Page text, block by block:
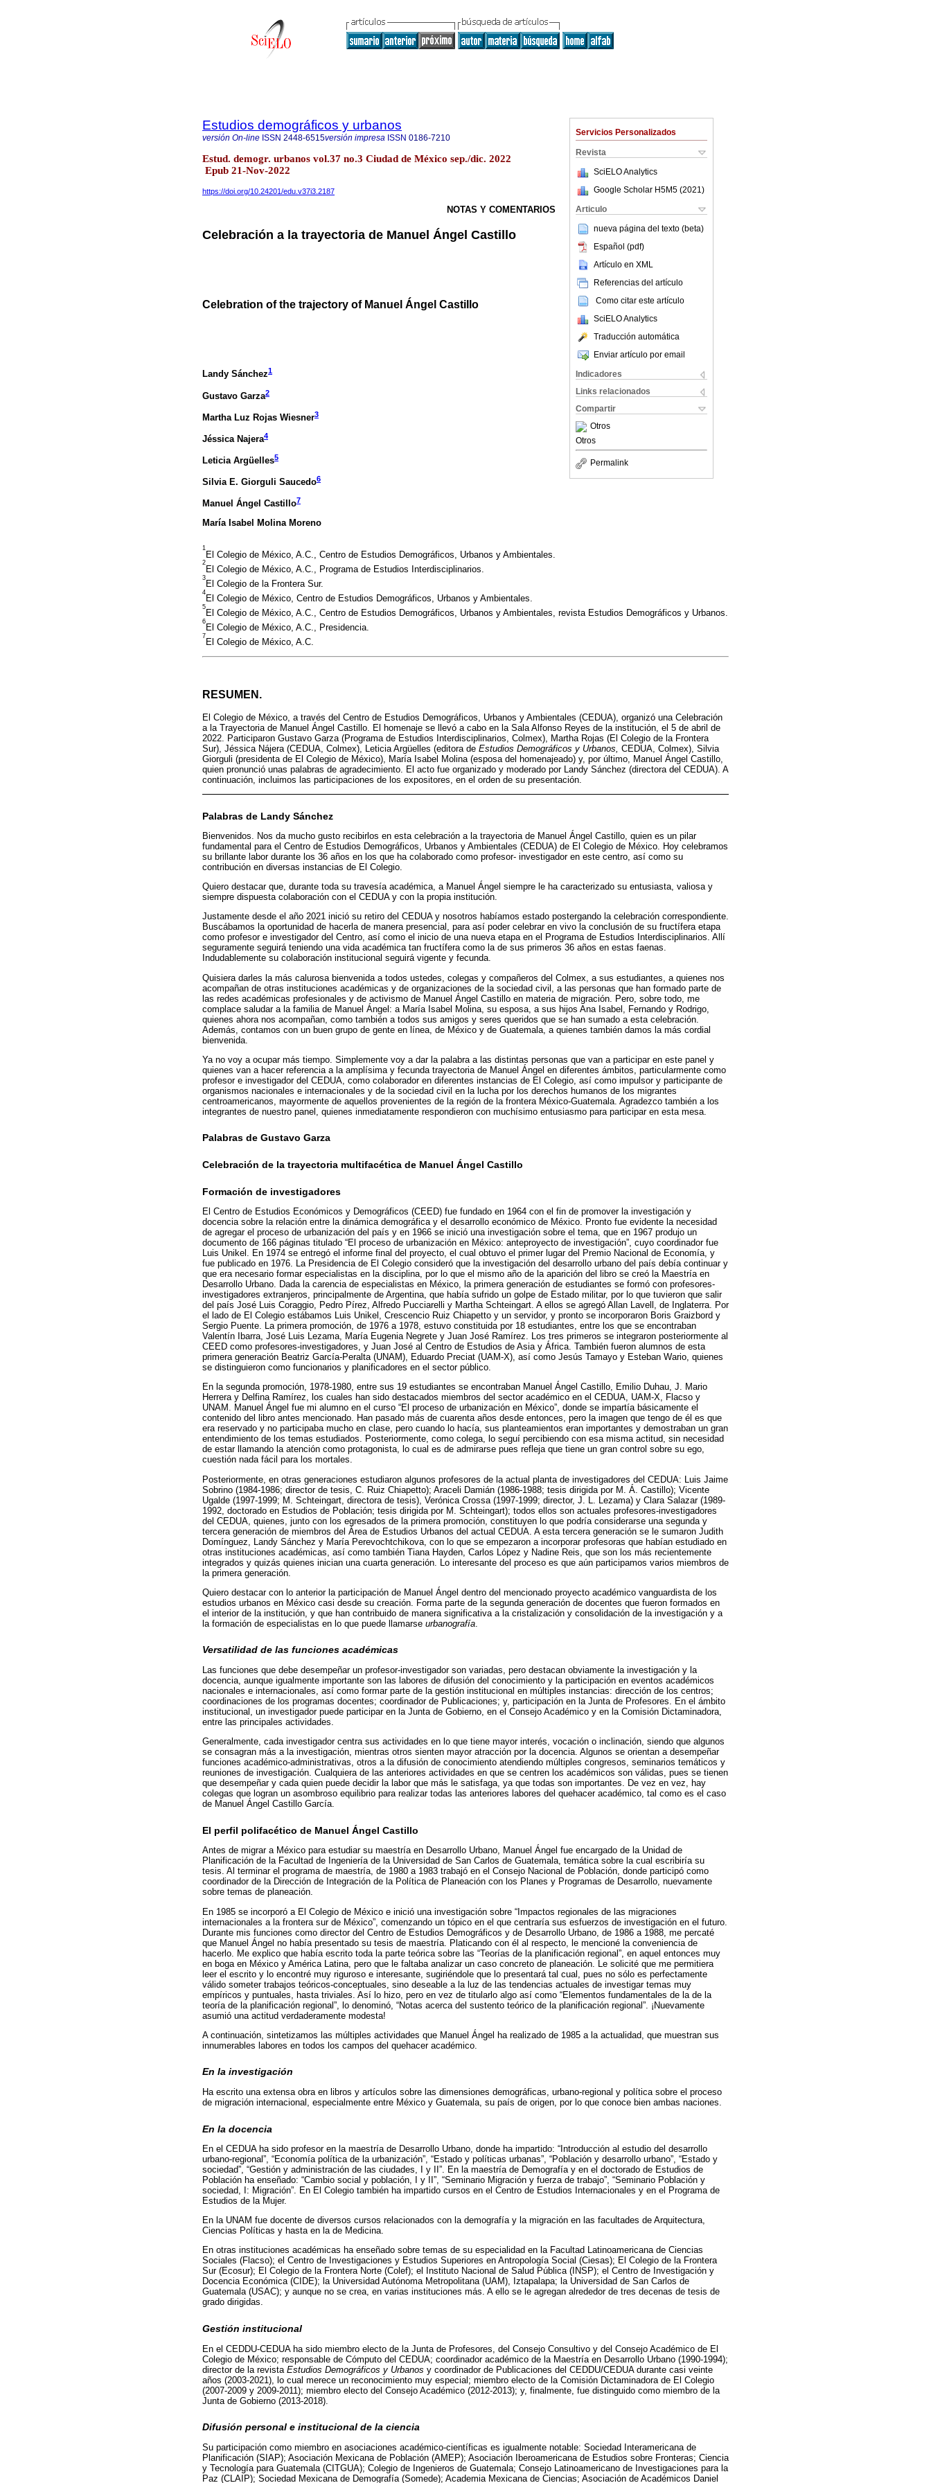
Servicios Personalizados
Revista
SciELO Analytics
Google Scholar H5M5 (2021 )
Articulo
nueva página del texto (beta)
Español (pdf)
Artículo en XML
Referencias del artículo
Como citar este artículo
SciELO Analytics
Traducción automática
Enviar artículo por email
Indicadores
Links relacionados
Compartir
Otros
Otros
Permalink
Estudios demográficos y urbanos
versión On-line ISSN 2448-6515versión impresa ISSN 0186-7210
Estud. demogr. urbanos vol.37 no.3 Ciudad de México sep./dic. 2022
Epub 21-Nov-2022
https://doi.org/10.24201/edu.v37i3.2187
NOTAS Y COMENTARIOS
Celebración a la trayectoria de Manuel Ángel Castillo
Celebration of the trajectory of Manuel Ángel Castillo
Landy Sánchez1
Gustavo Garza2
Martha Luz Rojas Wiesner3
Jéssica Najera4
Leticia Argüelles5
Silvia E. Giorguli Saucedo6
Manuel Ángel Castillo7
María Isabel Molina Moreno
1
El Colegio de México, A.C., Centro de Estudios Demográficos, Urbanos y Ambientales.
2
El Colegio de México, A.C., Programa de Estudios Interdisciplinarios.
3
El Colegio de la Frontera Sur.
4
El Colegio de México, Centro de Estudios Demográficos, Urbanos y Ambientales.
5
El Colegio de México, A.C., Centro de Estudios Demográficos, Urbanos y Ambientales, revista Estudios Demográficos y Urbanos.
6
El Colegio de México, A.C., Presidencia.
7
El Colegio de México, A.C.
RESUMEN.
El Colegio de México, a través del Centro de Estudios Demográficos, Urbanos y Ambientales (CEDUA), organizó una Celebración
a la Trayectoria de Manuel Ángel Castillo. El homenaje se llevó a cabo en la Sala Alfonso Reyes de la institución, el 5 de abril de
2022. Participaron Gustavo Garza (Programa de Estudios Interdisciplinarios, Colmex), Martha Rojas (El Colegio de la Frontera
Sur), Jéssica Nájera (CEDUA, Colmex), Leticia Argüelles (editora de Estudios Demográficos y Urbanos, CEDUA, Colmex), Silvia
Giorguli (presidenta de El Colegio de México), María Isabel Molina (esposa del homenajeado) y, por último, Manuel Ángel Castillo,
quien pronunció unas palabras de agradecimiento. El acto fue organizado y moderado por Landy Sánchez (directora del CEDUA). A
continuación, incluimos las participaciones de los expositores, en el orden de su presentación.
Palabras de Landy Sánchez
Bienvenidos. Nos da mucho gusto recibirlos en esta celebración a la trayectoria de Manuel Ángel Castillo, quien es un pilar
fundamental para el Centro de Estudios Demográficos, Urbanos y Ambientales (CEDUA) de El Colegio de México. Hoy celebramos
su brillante labor durante los 36 años en los que ha colaborado como profesor- investigador en este centro, así como su
contribución en diversas instancias de El Colegio.
Quiero destacar que, durante toda su travesía académica, a Manuel Ángel siempre le ha caracterizado su entusiasta, valiosa y
siempre dispuesta colaboración con el CEDUA y con la propia institución.
Justamente desde el año 2021 inició su retiro del CEDUA y nosotros habíamos estado postergando la celebración correspondiente.
Buscábamos la oportunidad de hacerla de manera presencial, para así poder celebrar en vivo la conclusión de su fructífera etapa
como profesor e investigador del Centro, así como el inicio de una nueva etapa en el Programa de Estudios Interdisciplinarios. Allí
seguramente seguirá teniendo una vida académica tan fructífera como la de sus primeros 36 años en estas faenas.
Indudablemente su colaboración institucional seguirá vigente y fecunda.
Quisiera darles la más calurosa bienvenida a todos ustedes, colegas y compañeros del Colmex, a sus estudiantes, a quienes nos
acompañan de otras instituciones académicas y de organizaciones de la sociedad civil, a las personas que han formado parte de
las redes académicas profesionales y de activismo de Manuel Ángel Castillo en materia de migración. Pero, sobre todo, me
complace saludar a la familia de Manuel Ángel: a María Isabel Molina, su esposa, a sus hijos Ana Isabel, Fernando y Rodrigo,
quienes ahora nos acompañan, como también a todos sus amigos y seres queridos que se han sumado a esta celebración.
Además, contamos con un buen grupo de gente en línea, de México y de Guatemala, a quienes también damos la más cordial
bienvenida.
Ya no voy a ocupar más tiempo. Simplemente voy a dar la palabra a las distintas personas que van a participar en este panel y
quienes van a hacer referencia a la amplísima y fecunda trayectoria de Manuel Ángel en diferentes ámbitos, particularmente como
profesor e investigador del CEDUA, como colaborador en diferentes instancias de El Colegio, así como impulsor y participante de
organismos nacionales e internacionales y de la sociedad civil en la lucha por los derechos humanos de los migrantes
centroamericanos, mayormente de aquellos provenientes de la región de la frontera México-Guatemala. Agradezco también a los
integrantes de nuestro panel, quienes inmediatamente respondieron con muchísimo entusiasmo para participar en esta mesa.
Palabras de Gustavo Garza
Celebración de la trayectoria multifacética de Manuel Ángel Castillo
Formación de investigadores
El Centro de Estudios Económicos y Demográficos (CEED) fue fundado en 1964 con el fin de promover la investigación y
docencia sobre la relación entre la dinámica demográfica y el desarrollo económico de México. Pronto fue evidente la necesidad
de agregar el proceso de urbanización del país y en 1966 se inició una investigación sobre el tema, que en 1967 produjo un
documento de 166 páginas titulado “El proceso de urbanización en México: anteproyecto de investigación”, cuyo coordinador fue
Luis Unikel. En 1974 se entregó el informe final del proyecto, el cual obtuvo el primer lugar del Premio Nacional de Economía, y
fue publicado en 1976. La Presidencia de El Colegio consideró que la investigación del desarrollo urbano del país debía continuar y
que era necesario formar especialistas en la disciplina, por lo que el mismo año de la aparición del libro se creó la Maestría en
Desarrollo Urbano. Dada la carencia de especialistas en México, la primera generación de estudiantes se formó con profesores-
investigadores extranjeros, principalmente de Argentina, que había sufrido un golpe de Estado militar, por lo que tuvieron que salir
del país José Luis Coraggio, Pedro Pírez, Alfredo Pucciarelli y Martha Schteingart. A ellos se agregó Allan Lavell, de Inglaterra. Por
el lado de El Colegio estábamos Luis Unikel, Crescencio Ruiz Chiapetto y un servidor, y pronto se incorporaron Boris Graizbord y
Sergio Puente. La primera promoción, de 1976 a 1978, estuvo constituida por 18 estudiantes, entre los que se encontraban
Valentín Ibarra, José Luis Lezama, María Eugenia Negrete y Juan José Ramírez. Los tres primeros se integraron posteriormente al
CEED como profesores-investigadores, y Juan José al Centro de Estudios de Asia y África. También fueron alumnos de esta
primera generación Beatriz García-Peralta (UNAM), Eduardo Preciat (UAM-X), así como Jesús Tamayo y Esteban Wario, quienes
se distinguieron como funcionarios y planificadores en el sector público.
En la segunda promoción, 1978-1980, entre sus 19 estudiantes se encontraban Manuel Ángel Castillo, Emilio Duhau, J. Mario
Herrera y Delfina Ramírez, los cuales han sido destacados miembros del sector académico en el CEDUA, UAM-X, Flacso y
UNAM. Manuel Ángel fue mi alumno en el curso “El proceso de urbanización en México”, donde se impartía básicamente el
contenido del libro antes mencionado. Han pasado más de cuarenta años desde entonces, pero la imagen que tengo de él es que
era reservado y no participaba mucho en clase, pero cuando lo hacía, sus planteamientos eran importantes y demostraban un gran
entendimiento de los temas estudiados. Posteriormente, como colega, lo seguí percibiendo con esa misma actitud, sin necesidad
de estar llamando la atención como protagonista, lo cual es de admirarse pues refleja que tiene un gran control sobre su ego,
cuestión nada fácil para los mortales.
Posteriormente, en otras generaciones estudiaron algunos profesores de la actual planta de investigadores del CEDUA: Luis Jaime
Sobrino (1984-1986; director de tesis, C. Ruiz Chiapetto); Araceli Damián (1986-1988; tesis dirigida por M. Á. Castillo); Vicente
Ugalde (1997-1999; M. Schteingart, directora de tesis), Verónica Crossa (1997-1999; director, J. L. Lezama) y Clara Salazar (1989-
1992, doctorado en Estudios de Población; tesis dirigida por M. Schteingart); todos ellos son actuales profesores-investigadores
del CEDUA, quienes, junto con los egresados de la primera promoción, constituyen lo que podría considerarse una segunda y
tercera generación de miembros del Área de Estudios Urbanos del actual CEDUA. A esta tercera generación se le sumaron Judith
Domínguez, Landy Sánchez y María Perevochtchikova, con lo que se empezaron a incorporar profesoras que habían estudiado en
otras instituciones académicas, así como también Tiana Hayden, Carlos López y Nadine Reis, que son los más recientemente
integrados y quizás quienes inician una cuarta generación. Lo interesante del proceso es que aún participamos varios miembros de
la primera generación.
Quiero destacar con lo anterior la participación de Manuel Ángel dentro del mencionado proyecto académico vanguardista de los
estudios urbanos en México casi desde su creación. Forma parte de la segunda generación de docentes que fueron formados en
el interior de la institución, y que han contribuido de manera significativa a la cristalización y consolidación de la investigación y a
la formación de especialistas en lo que puede llamarse urbanografía
Versatilidad de las funciones académicas
Las funciones que debe desempeñar un profesor-investigador son variadas, pero destacan obviamente la investigación y la
docencia, aunque igualmente importante son las labores de difusión del conocimiento y la participación en eventos académicos
nacionales e internacionales, así como formar parte de la gestión institucional en múltiples instancias: dirección de los centros;
coordinaciones de los programas docentes; coordinador de Publicaciones; y, participación en la Junta de Profesores. En el ámbito
institucional, un investigador puede participar en la Junta de Gobierno, en el Consejo Académico y en la Comisión Dictaminadora,
entre las principales actividades.
Generalmente, cada investigador centra sus actividades en lo que tiene mayor interés, vocación o inclinación, siendo que algunos
se consagran más a la investigación, mientras otros sienten mayor atracción por la docencia. Algunos se orientan a desempeñar
funciones académico-administrativas, otros a la difusión de conocimiento atendiendo múltiples congresos, seminarios temáticos y
reuniones de investigación. Cualquiera de las anteriores actividades en que se centren los académicos son válidas, pues se tienen
que desempeñar y cada quien puede decidir la labor que más le satisfaga, ya que todas son importantes. De vez en vez, hay
colegas que logran un asombroso equilibrio para realizar todas las anteriores labores del quehacer académico, tal como es el caso
de Manuel Ángel Castillo García.
El perfil polifacético de Manuel Ángel Castillo
Antes de migrar a México para estudiar su maestría en Desarrollo Urbano, Manuel Ángel fue encargado de la Unidad de
Planificación de la Facultad de Ingeniería de la Universidad de San Carlos de Guatemala, temática sobre la cual escribiría su
tesis. Al terminar el programa de maestría, de 1980 a 1983 trabajó en el Consejo Nacional de Población, donde participó como
coordinador de la Dirección de Integración de la Política de Planeación con los Planes y Programas de Desarrollo, nuevamente
sobre temas de planeación.
En 1985 se incorporó a El Colegio de México e inició una investigación sobre “Impactos regionales de las migraciones
internacionales a la frontera sur de México”, comenzando un tópico en el que centraría sus esfuerzos de investigación en el futuro.
Durante mis funciones como director del Centro de Estudios Demográficos y de Desarrollo Urbano, de 1986 a 1988, me percaté
que Manuel Ángel no había presentado su tesis de maestría. Platicando con él al respecto, le mencioné la conveniencia de
hacerlo. Me explico que había escrito toda la parte teórica sobre las “Teorías de la planificación regional”, en aquel entonces muy
en boga en México y América Latina, pero que le faltaba analizar un caso concreto de planeación. Le solicité que me permitiera
leer el escrito y lo encontré muy riguroso e interesante, sugiriéndole que lo presentará tal cual, pues no sólo es perfectamente
válido someter trabajos teóricos-conceptuales, sino deseable a la luz de las tendencias actuales de investigar temas muy
empíricos y puntuales, hasta triviales. Así lo hizo, pero en vez de titularlo algo así como “Elementos fundamentales de la de la
teoría de la planificación regional”, lo denominó, “Notas acerca del sustento teórico de la planificación regional”. ¡Nuevamente
asumió una actitud verdaderamente modesta!
A continuación, sintetizamos las múltiples actividades que Manuel Ángel ha realizado de 1985 a la actualidad, que muestran sus
innumerables labores en todos los campos del quehacer académico.
En la investigación
Ha escrito una extensa obra en libros y artículos sobre las dimensiones demográficas, urbano-regional y política sobre el proceso
de migración internacional, especialmente entre México y Guatemala, su país de origen, por lo que conoce bien ambas naciones.
En la docencia
En el CEDUA ha sido profesor en la maestría de Desarrollo Urbano, donde ha impartido: “Introducción al estudio del desarrollo
urbano-regional”, “Economía política de la urbanización”, “Estado y políticas urbanas”, “Población y desarrollo urbano”, “Estado y
sociedad”, “Gestión y administración de las ciudades, I y II”. En la maestría de Demografía y en el doctorado de Estudios de
Población ha enseñado: “Cambio social y población, I y II”, “Seminario Migración y fuerza de trabajo”, “Seminario Población y
sociedad, I: Migración”. En El Colegio también ha impartido cursos en el Centro de Estudios Internacionales y en el Programa de
Estudios de la Mujer.
En la UNAM fue docente de diversos cursos relacionados con la demografía y la migración en las facultades de Arquitectura,
Ciencias Políticas y hasta en la de Medicina.
En otras instituciones académicas ha enseñado sobre temas de su especialidad en la Facultad Latinoamericana de Ciencias
Sociales (Flacso); el Centro de Investigaciones y Estudios Superiores en Antropología Social (Ciesas); El Colegio de la Frontera
Sur (Ecosur); El Colegio de la Frontera Norte (Colef); el Instituto Nacional de Salud Pública (INSP); el Centro de Investigación y
Docencia Económica (CIDE); la Universidad Autónoma Metropolitana (UAM), Iztapalapa; la Universidad de San Carlos de
Guatemala (USAC); y aunque no se crea, en varias instituciones más. A ello se le agregan alrededor de tres decenas de tesis de
grado dirigidas.
Gestión institucional
En el CEDDU-CEDUA ha sido miembro electo de la Junta de Profesores, del Consejo Consultivo y del Consejo Académico de El
Colegio de México; responsable de Cómputo del CEDUA; coordinador académico de la Maestría en Desarrollo Urbano (1990-1994);
director de la revista Estudios Demográficos y Urbanos y coordinador de Publicaciones del CEDDU/CEDUA durante casi veinte
años (2003-2021), lo cual merece un reconocimiento muy especial; miembro electo de la Comisión Dictaminadora de El Colegio
(2007-2009 y 2009-2011); miembro electo del Consejo Académico (2012-2013); y, finalmente, fue distinguido como miembro de la
Junta de Gobierno (2013-2018).
Difusión personal e institucional de la ciencia
Su participación como miembro en asociaciones académico-científicas es igualmente notable: Sociedad Interamericana de
Planificación (SIAP); Asociación Mexicana de Población (AMEP); Asociación Iberoamericana de Estudios sobre Fronteras; Ciencia
y Tecnología para Guatemala (CITGUA); Colegio de Ingenieros de Guatemala; Consejo Latinoamericano de Investigaciones para la
Paz (CLAIP); Sociedad Mexicana de Demografía (Somede); Academia Mexicana de Ciencias; Asociación de Académicos Daniel